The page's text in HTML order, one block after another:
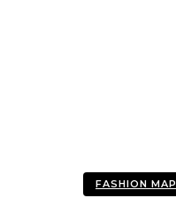
FASHION MAP